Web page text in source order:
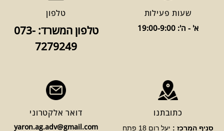
שעות פעילות
א' - ה': 19:00-9:00
טלפון
טלפון המשרד: 073-
7279249
כתובתנו
סניף המרכז :
יעל רום 18 פתח
דואר אלקטרוני
yaron.ag.adv@gmail.com